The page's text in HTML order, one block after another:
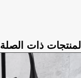
المنتجات ذات الصلة